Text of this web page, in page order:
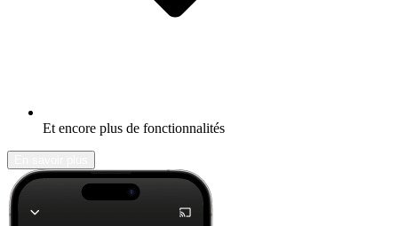
Et encore plus de fonctionnalités